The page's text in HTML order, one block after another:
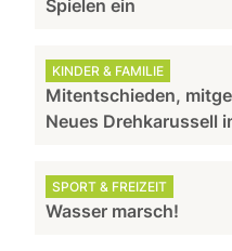
Spielen ein
KINDER & FAMILIE
Mitentschieden,
Neues Drehkarussell
SPORT & FREIZEIT
Wasser marsch!